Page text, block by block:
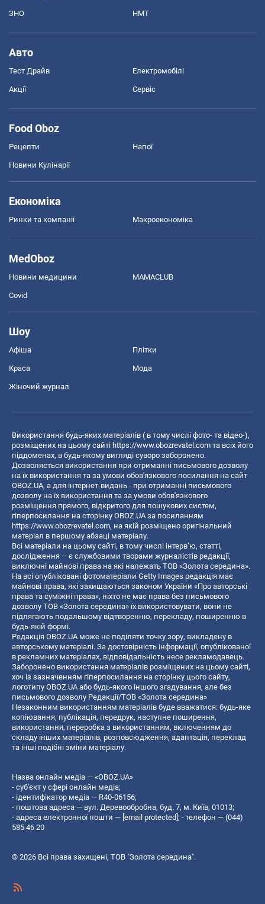
ЗНО НМТ
Авто
Тест Драйв Електромобілі
Акції Сервіс
Food Oboz
Рецепти Напої
Новини Кулінарії
Економіка
Ринки та компанії Макроекономіка
MedOboz
Новини медицини MAMACLUB
Covid
Шоу
Афіша Плітки
Краса Мода
Жіночий журнал
Використання будь-яких матеріалів ( в тому числі фото- та відео-),
розміщених на цьому сайті https://www.obozrevatel.com та всіх його
піддоменах, в будь-якому вигляді суворо заборонено.
Дозволяється використання при отриманні письмового дозволу
на їх використання та за умови обов'язкового посилання на сайт
OBOZ.UA, а для інтернет-видань - при отриманні письмового
дозволу на їх використання та за умови обов'язкового
розміщення прямого, відкритого для пошукових систем,
гіперпосилання на сторінку OBOZ.UA за посиланням
https://www.obozrevatel.com, на якій розміщено оригінальний
матеріал в першому абзаці матеріалу.
Всі матеріали на цьому сайті, в тому числі інтерв’ю, статті,
дослідження – є службовими творами журналістів редакції,
виключні майнові права на які належать ТОВ «Золота середина».
На всі опубліковані фотоматеріали Getty Images редакція має
майнові права, які захищаються законом України «Про авторські
права та суміжні права», ніхто не має права без письмового
дозволу ТОВ «Золота середина» їх використовувати, вони не
підлягають подальшому відтворенню, перекладу, поширенню в
будь-якій формі.
Редакція OBOZ.UA може не поділяти точку зору, викладену в
авторському матеріалі. За достовірність інформації, опублікованої
в рекламних матеріалах, відповідальність несе рекламодавець.
Заборонено використання матеріалів розміщених на цьому сайті,
хоч із зазначенням гіперпосилання на сторінку цього сайту,
логотипу OBOZ.UA або будь-якого іншого згадування, але без
письмового дозволу Редакції/ТОВ «Золота середина»
Незаконним використанням матеріалів буде вважатися: будь-яке
копiювання, публiкацiя, передрук, наступне поширення,
використання, переробка з використанням, включенням до
складу інших матеріалів, розповсюдження, адаптація, переклад
та інші подібні зміни матеріалу.
Назва онлайн медіа — «OBOZ.UA»
- суб'єкт у сфері онлайн медіа;
- ідентифікатор медіа — R40-06156;
- поштова адреса — вул. Деревообробна, буд. 7, м. Київ, 01013;
- адреса електронної пошти — [email protected]; - телефон — (044)
585 46 20
© 2026 Всі права захищені, ТОВ "Золота середина".